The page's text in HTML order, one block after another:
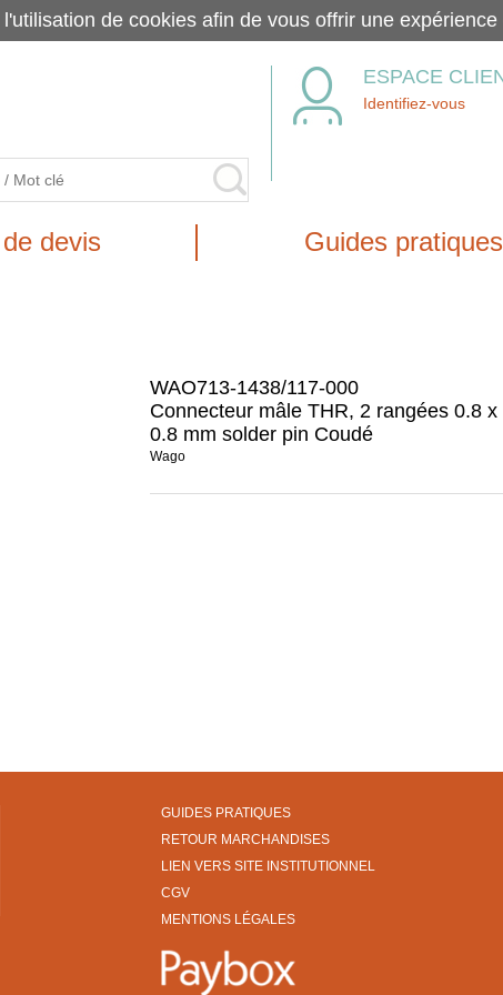
ESPACE
Identifiez-vous
devis Guides pratiques
WAO713-1438/117-000
Connecteur mâle THR, 2 rangées 0.8 x
0.8 mm solder pin Coudé
Wago
GUIDES PRATIQUES
RETOUR MARCHANDISES
LIEN VERS SITE INSTITUTIONNEL
CGV
MENTIONS LÉGALES
de cookies afin de vous offrir une